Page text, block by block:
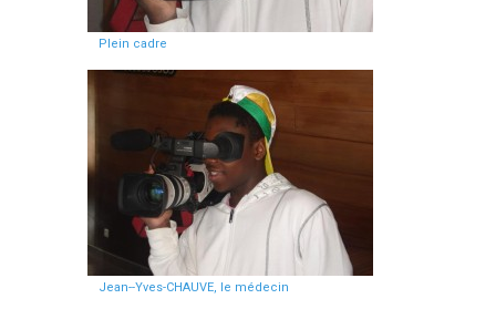
Plein cadre
Jean--Yves-CHAUVE, le médecin